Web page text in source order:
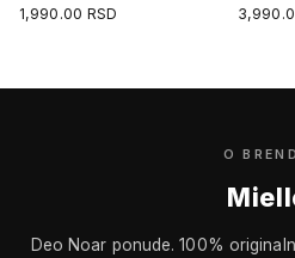
1,990.00 RSD
O
Deo Noar ponude. 100%